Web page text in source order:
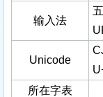
输入法
Unicode
所在字表